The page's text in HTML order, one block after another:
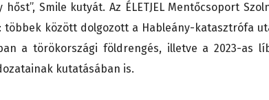
Smile kutyát. Az ÉLETJEL Mentőcsoport
között dolgozott a Hableány-katasztrófa
a törökországi földrengés, illetve a 2023-as
kutatásában is.